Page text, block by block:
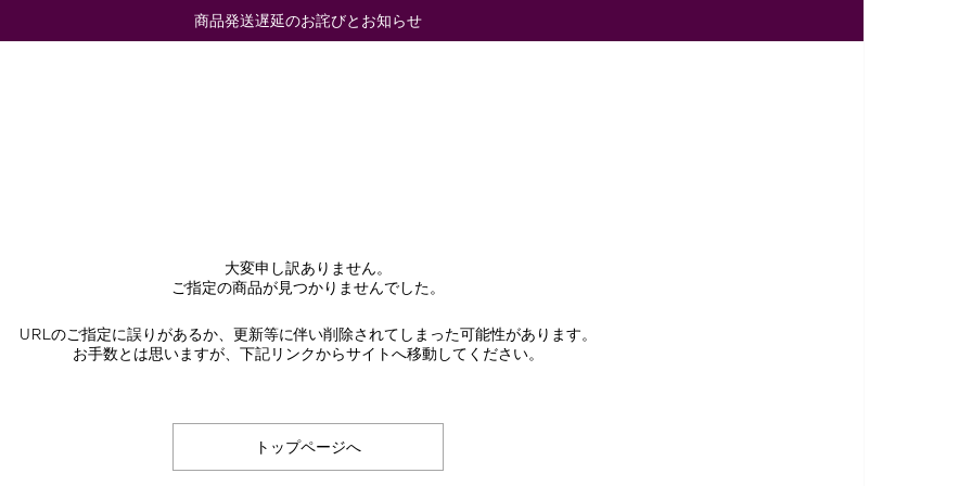
商品発送遅延のお詫びとお知らせ
大変申し訳ありません。
ご指定の商品が見つかりませんでした。
URLのご指定に誤りがあるか、更新等に伴い削除されてしまった可能性があります。
お手数とは思いますが、下記リンクからサイトへ移動してください。
トップページへ